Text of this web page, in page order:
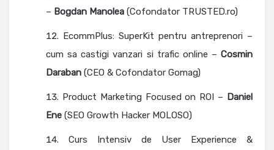
– Bogdan Manolea (Cofondator TRUSTED.ro)
EcommPlus: SuperKit pentru antreprenori –
cum sa castigi vanzari si trafic online – Cosmin
Daraban (CEO & Cofondator Gomag)
Product Marketing Focused on ROI – Daniel
Ene (SEO Growth Hacker MOLOSO)
Curs Intensiv de User Experience &